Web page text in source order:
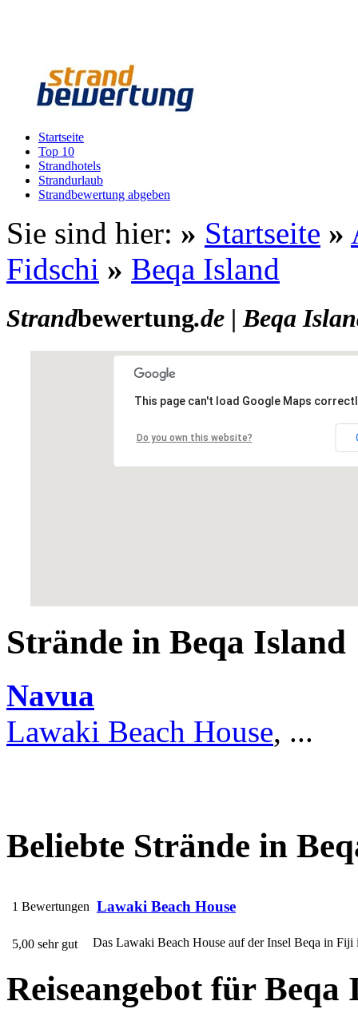
Startseite
Top 10
Strandhotels
Strandurlaub
Strandbewertung abgeben
Sie sind hier: » Startseite »
Fidschi » Beqa Island
Strandbewertung.de |Beqa
This page can't load Google Maps
Do you own this website?
Strände in Beqa Island
Navua
Lawaki Beach House, ...
Beliebte Strände in
1 Bewertungen Lawaki Beach House
Das Lawaki Beach House auf der Insel Beqa in Fiji
5,00 sehr gut
Reiseangebot für Beqa